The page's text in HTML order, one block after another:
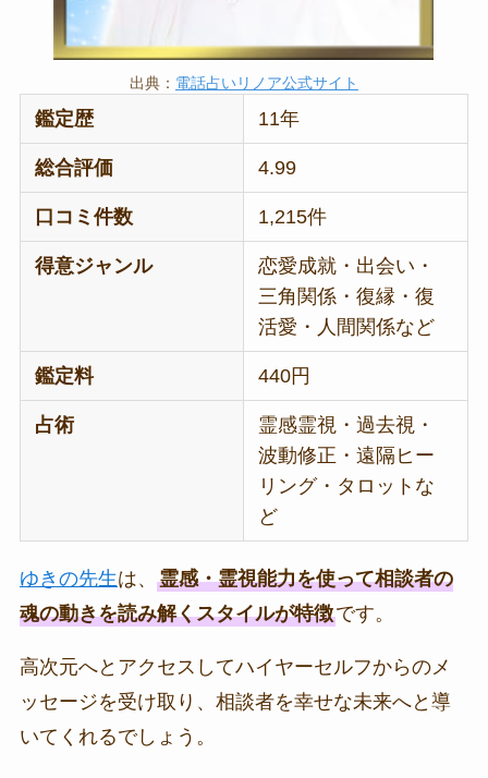
出典： 電話占いリノア公式サイト
鑑定歴 11年
総合評価 4.99
口コミ件数 1,215件
得意ジャンル
恋愛成就・出会い・
三角関係・復縁・復
活愛・人間関係など
鑑定料 440円
占術
霊感霊視・過去視・
波動修正・遠隔ヒー
リング・タロットな
ど
ゆきの先生は、 霊感・霊視能力を使って相談者の
魂の動きを読み解くスタイルが特徴です。
高次元へとアクセスしてハイヤーセルフからのメ
ッセージを受け取り、相談者を幸せな未来へと導
いてくれるでしょう。